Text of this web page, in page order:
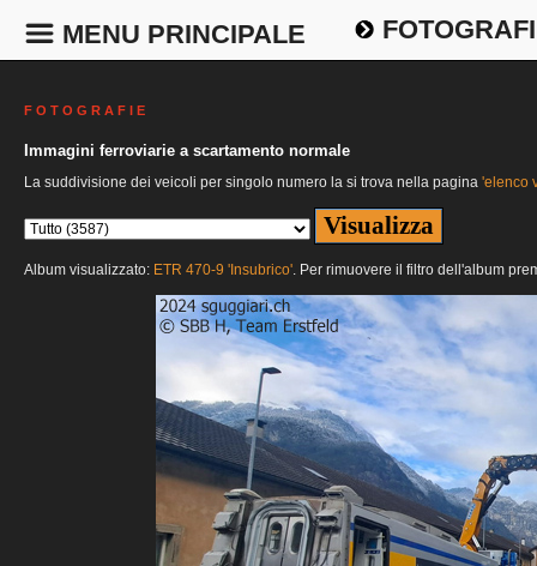
MENU PRINCIPALE
F O T O G R A F I E
Immagini ferroviarie a scartamento normale
La suddivisione dei veicoli per singolo numero la si trova nella pagina 'elenco
Album visualizzato: ETR 470-9 'Insubrico'. Per rimuovere il filtro dell'album